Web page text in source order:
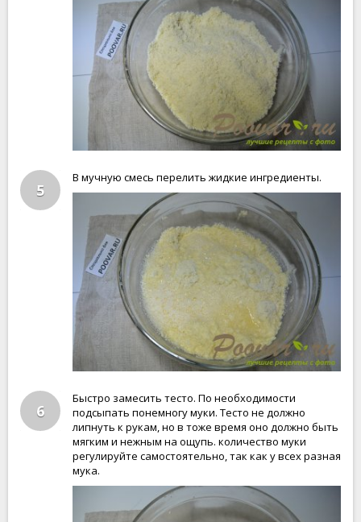
5
В мучную смесь перелить жидкие ингредиенты.
6
Быстро замесить тесто. По необходимости
подсыпать понемногу муки. Тесто не должно
липнуть к рукам, но в тоже время оно должно быть
мягким и нежным на ощупь. количество муки
регулируйте самостоятельно, так как у всех разная
мука.